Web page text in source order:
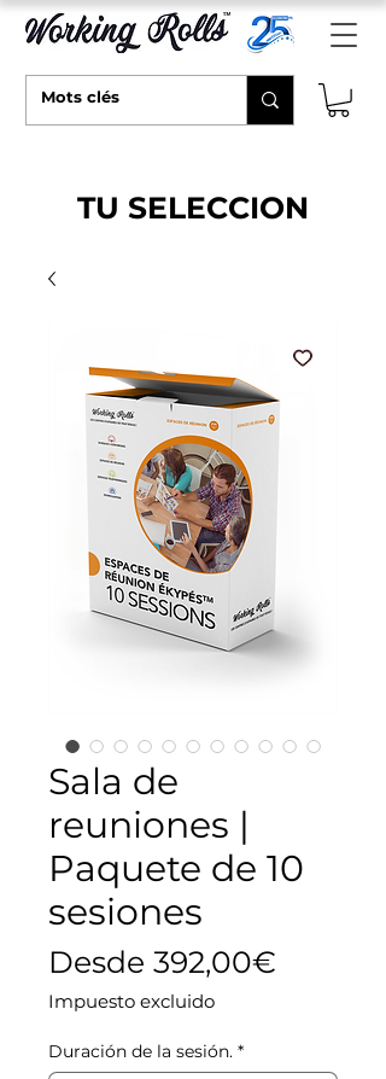
TU SELECCION
Sala de
reuniones |
Paquete de 10
sesiones
Desde 392,00€
Impuesto excluido
Duración de la sesión. *